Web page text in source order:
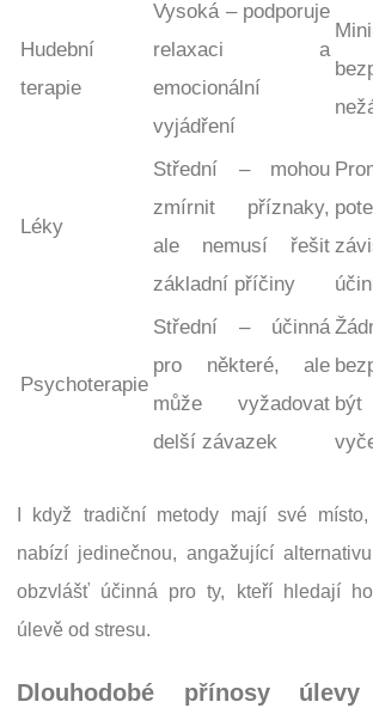
Hudební
terapie
Vysoká – podporuje
relaxaci a
emocionální
vyjádření
Léky
Střední – mohou
zmírnit příznaky,
ale nemusí řešit
základní příčiny
Psychoterapie
Střední – účinná
pro některé, ale
může vyžadovat
delší závazek
I když tradiční metody mají své
nabízí jedinečnou, angažující
obzvlášť účinná pro ty, kteří hledají
úlevě od stresu.
Dlouhodobé přínosy